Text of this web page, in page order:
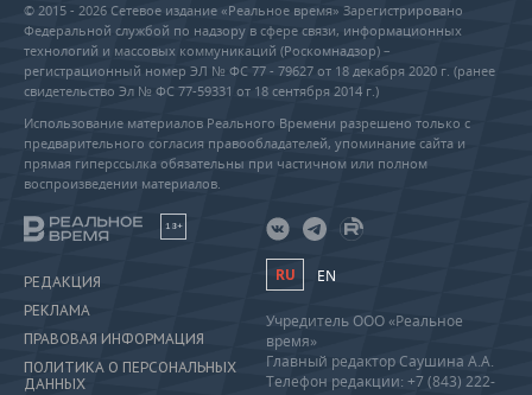
© 2015 - 2026 Сетевое издание «Реальное время» Зарегистрировано
Федеральной службой по надзору в сфере связи, информационных
технологий и массовых коммуникаций (Роскомнадзор) –
регистрационный номер ЭЛ № ФС 77 - 79627 от 18 декабря 2020 г. (ранее
свидетельство Эл № ФС 77-59331 от 18 сентября 2014 г.)
Использование материалов Реального Времени разрешено только с
предварительного согласия правообладателей, упоминание сайта и
прямая гиперссылка обязательны при частичном или полном
воспроизведении материалов.
18+
РЕДАКЦИЯ
РЕКЛАМА
ПРАВОВАЯ ИНФОРМАЦИЯ
ПОЛИТИКА О ПЕРСОНАЛЬНЫХ
ДАННЫХ
RU EN
Учредитель ООО «Реальное
время»
Главный редактор Саушина А.А.
Телефон редакции: +7 (843) 222-